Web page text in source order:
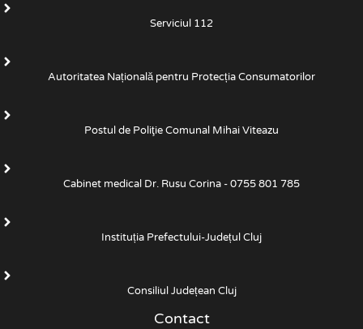
Serviciul 112
Autoritatea Națională pentru Protecția Consumatorilor
Postul de Poliţie Comunal Mihai Viteazu
Cabinet medical Dr. Rusu Corina - 0755 801 785
Instituția Prefectului-Județul Cluj
Consiliul Județean Cluj
Contact